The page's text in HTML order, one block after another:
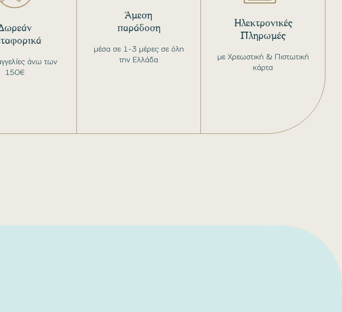
άνω των
150€
μέσα σε 1-3 μέρες σε όλη
την Ελλάδα
Άμεση
παράδοση
με Χρεωστική & Πιστωτική
κάρτα
Ηλεκτρονικές
Πληρωμές